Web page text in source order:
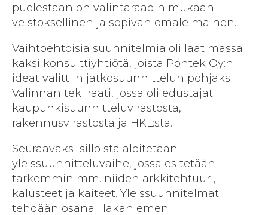
puolestaan on valintaraadin mukaan
veistoksellinen ja sopivan omaleimainen.
Vaihtoehtoisia suunnitelmia oli laatimassa
kaksi konsulttiyhtiötä, joista Pontek Oy:n
ideat valittiin jatkosuunnittelun pohjaksi.
Valinnan teki raati, jossa oli edustajat
kaupunkisuunnitteluvirastosta,
rakennusvirastosta ja HKL:sta.
Seuraavaksi silloista aloitetaan
yleissuunnitteluvaihe, jossa esitetään
tarkemmin mm. niiden arkkitehtuuri,
kalusteet ja kaiteet. Yleissuunnitelmat
tehdään osana Hakaniemen